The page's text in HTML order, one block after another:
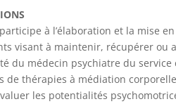
à l’élaboration et la mise
visant à maintenir, récupérer ou
du médecin psychiatre du
de thérapies à médiation
les potentialités